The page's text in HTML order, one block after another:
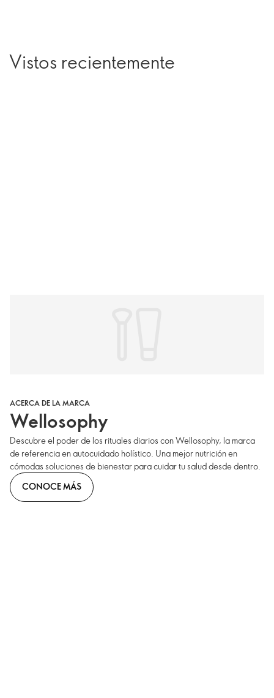
Vistos recientemente
ACERCA DE LA MARCA
Wellosophy
Descubre el poder de los rituales diarios con Wellosophy, la marca
de referencia en autocuidado holístico. Una mejor nutrición en
cómodas soluciones de bienestar para cuidar tu salud desde dentro.
CONOCE MÁS